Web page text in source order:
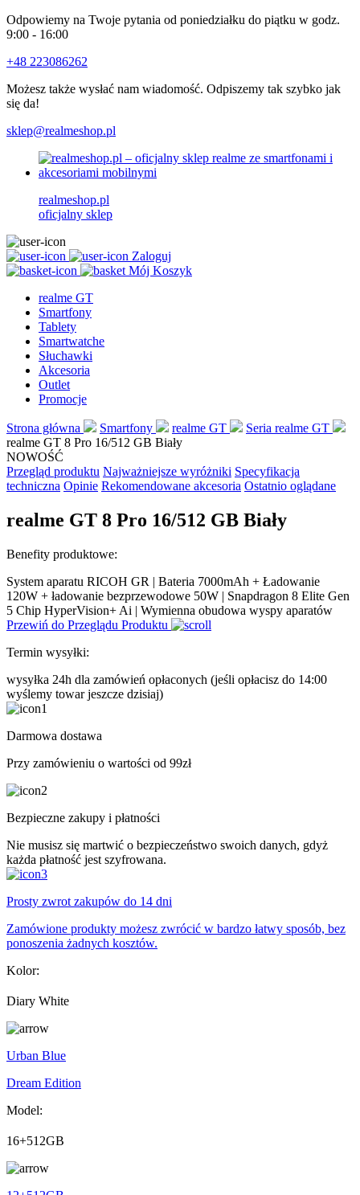
Odpowiemy na Twoje pytania od poniedziałku do piątku w godz.
9:00 - 16:00
+48 223086262
Możesz także wysłać nam wiadomość. Odpiszemy tak szybko jak
się da!
sklep@realmeshop.pl
realmeshop.pl
oficjalny sklep
Zaloguj
Mój Koszyk
realme GT
Smartfony
Tablety
Smartwatche
Słuchawki
Akcesoria
Outlet
Promocje
Strona główna Smartfony realme GT
Seria realme GT
realme GT 8 Pro 16/512 GB Biały
NOWOŚĆ
Przegląd produktu Najważniejsze wyróżniki Specyfikacja
techniczna Opinie Rekomendowane akcesoria Ostatnio oglądane
realme GT 8 Pro 16/512 GB Biały
Benefity produktowe:
System aparatu RICOH GR | Bateria 7000mAh + Ładowanie
120W + ładowanie bezprzewodowe 50W | Snapdragon 8 Elite Gen
5 Chip HyperVision+ Ai | Wymienna obudowa wyspy aparatów
Przewiń do Przeglądu Produktu
Termin wysyłki:
wysyłka 24h dla zamówień opłaconych (jeśli opłacisz do 14:00
wyślemy towar jeszcze dzisiaj)
Darmowa dostawa
Przy zamówieniu o wartości od 99zł
Bezpieczne zakupy i płatności
Nie musisz się martwić o bezpieczeństwo swoich danych, gdyż
każda płatność jest szyfrowana.
Prosty zwrot zakupów do 14 dni
Zamówione produkty możesz zwrócić w bardzo łatwy sposób, bez
ponoszenia żadnych kosztów.
Kolor:
Diary White
Urban Blue
Dream Edition
Model:
16+512GB